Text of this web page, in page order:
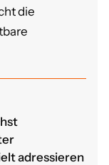
die
adressieren